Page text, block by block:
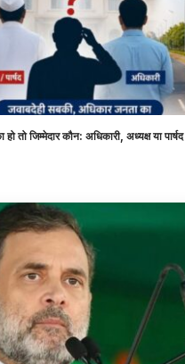
तो जिम्मेदार कौन: अधिकारी, अध्यक्ष या पार्षद